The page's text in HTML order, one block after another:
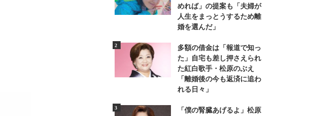
めれば」の提案も「夫婦が
人生をまっとうするため離
婚を選んだ」
多額の借金は「報道で知っ
た」自宅も差し押さえられ
た紅白歌手・松原のぶえ
「離婚後の今も返済に追わ
れる日々」
「僕の腎臓あげるよ」松原